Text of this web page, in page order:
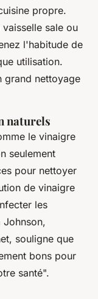
propre.
sale ou
l'habitude de
utilisation.
grand nettoyage
naturels
le vinaigre
seulement
pour nettoyer
de vinaigre
les
Johnson,
souligne que
bons pour
santé".